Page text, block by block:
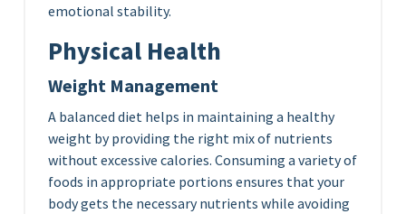
emotional stability.
Physical Health
Weight Management
A balanced diet helps in maintaining a healthy
weight by providing the right mix of nutrients
without excessive calories. Consuming a variety of
foods in appropriate portions ensures that your
body gets the necessary nutrients while avoiding